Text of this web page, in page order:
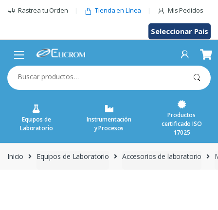
Rastrea tu Orden Tienda en Línea Mis Pedidos
Seleccionar Pais
Buscar
por:
Equipos de
Laboratorio
Instrumentación
y Procesos
Productos
certificado ISO
17025
Inicio Equipos de Laboratorio Accesorios de laboratorio